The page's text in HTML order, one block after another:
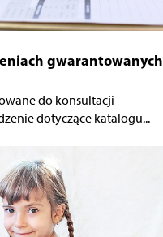
gwarantowanych
do konsultacji
dotyczące katalogu...